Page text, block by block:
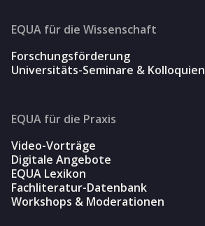
EQUA für die Wissenschaft
Forschungsförderung
Universitäts-Seminare & Kolloquien
EQUA für die Praxis
Video-Vorträge
Digitale Angebote
EQUA Lexikon
Fachliteratur-Datenbank
Workshops & Moderationen